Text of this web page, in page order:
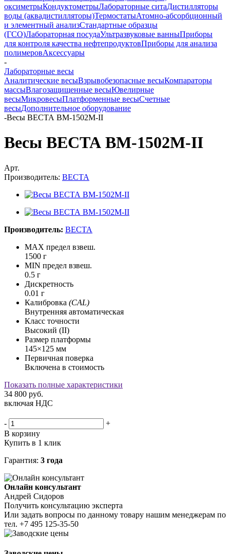
оксиметрыКондуктометрыЛабораторные ситаДистилляторы
воды (аквадистилляторы)ТермостатыАтомно-абсорбционный
и элементный анализСтандартные образцы
(ГСО)Лабораторная посудаУльтразвуковые ванныПриборы
для контроля качества нефтепродуктовПриборы для анализа
полимеровАксессуары
-
Лабораторные весы
Аналитические весыВзрывобезопасные весыКомпараторы
массыВлагозащищенные весыЮвелирные
весыМикровесыПлатформенные весыСчетные
весыДополнительное оборудование
-Весы ВЕСТА ВМ-1502М-II
Весы ВЕСТА ВМ-1502М-II
Арт.
Производитель: ВЕСТА
Производитель: ВЕСТА
MAX предел взвеш.
1500 г
MIN предел взвеш.
0.5 г
Дискретность
0.01 г
Калибровка (CAL)
Внутренняя автоматическая
Класс точности
Высокий (II)
Размер платформы
145×125 мм
Первичная поверка
Включена в стоимость
Показать полные характеристики
34 800 руб.
включая НДС
-
+
В корзину
Купить в 1 клик
Гарантия: 3 года
Онлайн консультант
Андрей Сидоров
Получить консультацию эксперта
Или задать вопросы по данному товару нашим менеджерам по
тел. +7 495 125-35-50